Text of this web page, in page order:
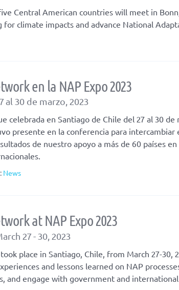
Central American countries will meet in
for climate impacts and advance National
en la NAP Expo 2023
al 30 de marzo, 2023
celebrada en Santiago de Chile del 27 al 30
presente en la conferencia para intercambiar
de nuestro apoyo a más de 60 países
News
at NAP Expo 2023
27 - 30, 2023
place in Santiago, Chile, from March 27-
and lessons learned on NAP
and engage with government and